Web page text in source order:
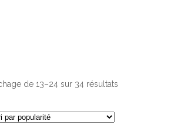
de 13–24 sur 34 résultats